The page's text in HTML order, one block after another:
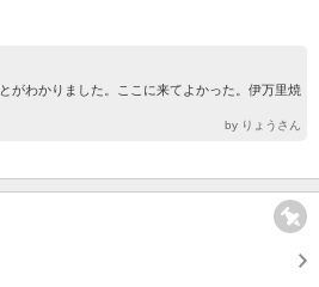
がわかりました。ここに来てよかった。伊万里焼
by りょうさん